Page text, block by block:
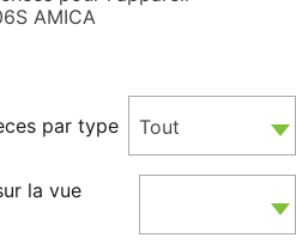
AMICA
par type Tout
la vue